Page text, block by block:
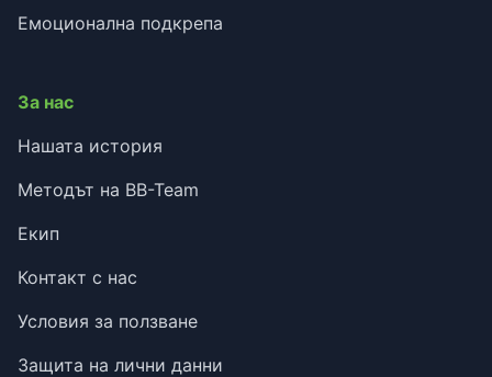
Емоционална подкрепа
За нас
Нашата история
Методът на BB-Team
Екип
Контакт с нас
Условия за ползване
Защита на лични данни